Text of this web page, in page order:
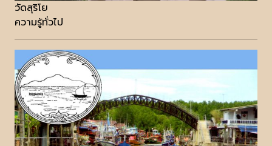
วัดสุริโย
ความรู้ทั่วไป